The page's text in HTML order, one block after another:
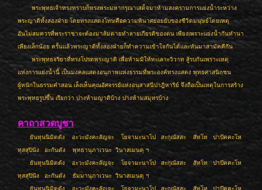
พระพุทธเจ้าทรงทราบก็ทรงพระมหากรุณาเสด็จมาห้ามสงครามการแย่งน้ำระหว่าง
พระญาติทั้งสองฝ่าย โดยทรงแสดงโทษคือความพินาศย่อยยับของชีวิตมนุษย์โดยเหตุ
อันไม่สมควรที่พระราชาจะต้องมาล้มตายทำลายเกียรติของตน เพียงเพราะแย่งน้ำกันทำนา
เพียงเล็กน้อย ครั้นแล้วพระญาติทั้งสองฝ่ายก็ทำความเข้าใจกันได้และหันมาสามัคคีกัน
พระพุทธจริยาที่ทรงโปรดพระญาติ เพื่อห้ามมิให้ทะเลาะวิวาท สู้รบกันเพราะเหตุ
แห่งการแย่งน้ำนี้ เป็นมงคลแสดงอนุภาพแห่งธรรมที่พระองค์ทรงแสดง พุทธศาสนิกชน
ผู้หนักในธรรมคำสอน เล็งเห็นคุณอัศจรรย์แห่งอนุสาสนีปาฎิหาริย์ จึงถือเป็นเหตุในการสร้าง
พระพุทธรูปขึ้น เรียกว่า ปางห้ามญาติบ้าง ปางห้ามสมุทรบ้าง
คาถาสวดบูชา
ยันทุนนิมิตตัง อะวะมังคะลัญจะ โยจามะนาโป สะกุณัสสะ สัทโท ปาปัคคะโห
ทุสสุปินัง อะกันตัง พุทธานุภาเวนะ วินาสเมนตุ ฯ
ยันทุนนิมิตตัง อะวะมังคะลัญจะ โยจามะนาโป สะกุณัสสะ สัทโท ปาปัคคะโห
ทุสสุปินัง อะกันตัง ธัมมานุภาเวนะ วินาสเมนตุ ฯ
ยันทุนนิมิตตัง อะวะมังคะลัญจะ โยจามะนาโป สะกุณัสสะ สัทโท ปาปัคคะโห